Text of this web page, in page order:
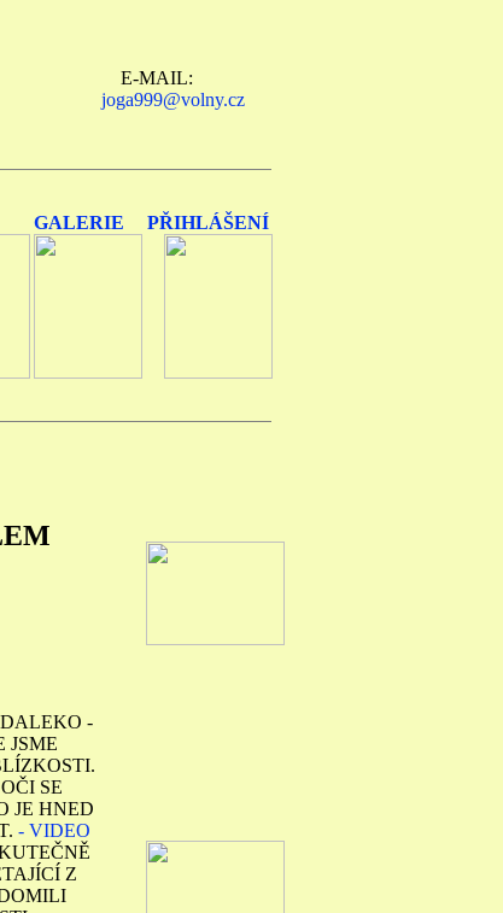
E-MAIL:
joga999@volny.cz
GALERIE PŘIHLÁŠENÍ
-
JSME
SE
JE HNED
- VIDEO
Z